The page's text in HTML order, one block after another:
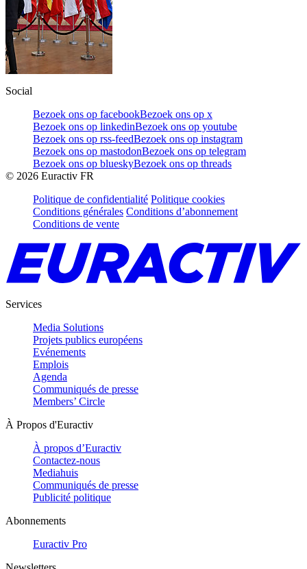
Social
Bezoek ons op facebookBezoek ons op x
Bezoek ons op linkedinBezoek ons op youtube
Bezoek ons op rss-feedBezoek ons op instagram
Bezoek ons op mastodonBezoek ons op telegram
Bezoek ons op blueskyBezoek ons op threads
© 2026 Euractiv FR
Politique de confidentialité Politique cookies
Conditions générales Conditions d’abonnement
Conditions de vente
Services
Media Solutions
Projets publics européens
Evénements
Emplois
Agenda
Communiqués de presse
Members’ Circle
À Propos d'Euractiv
À propos d’Euractiv
Contactez-nous
Mediahuis
Communiqués de presse
Publicité politique
Abonnements
Euractiv Pro